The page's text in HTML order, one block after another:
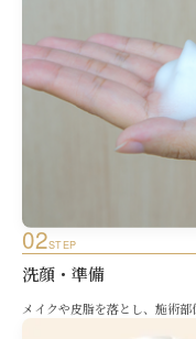
02STEP
洗顔・準備
メイクや皮脂を落とし、施術部